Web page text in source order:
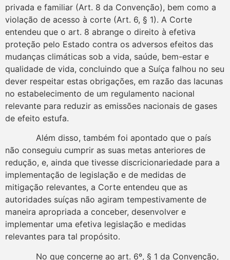
privada e familiar (Art. 8 da Convenção), bem como a
violação de acesso à corte (Art. 6, § 1). A Corte
entendeu que o art. 8 abrange o direito à efetiva
proteção pelo Estado contra os adversos efeitos das
mudanças climáticas sob a vida, saúde, bem-estar e
qualidade de vida, concluindo que a Suíça falhou no seu
dever respeitar estas obrigações, em razão das lacunas
no estabelecimento de um regulamento nacional
relevante para reduzir as emissões nacionais de gases
de efeito estufa.
Além disso, também foi apontado que o país
não conseguiu cumprir as suas metas anteriores de
redução, e, ainda que tivesse discricionariedade para a
implementação de legislação e de medidas de
mitigação relevantes, a Corte entendeu que as
autoridades suíças não agiram tempestivamente de
maneira apropriada a conceber, desenvolver e
implementar uma efetiva legislação e medidas
relevantes para tal propósito.
No que concerne ao art. 6º, § 1 da Convenção,